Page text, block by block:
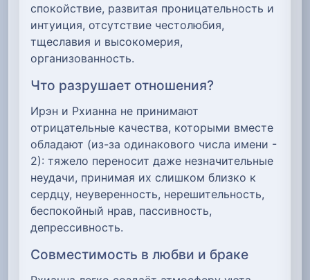
спокойствие, развитая проницательность и
интуиция, отсутствие честолюбия,
тщеславия и высокомерия,
организованность.
Что разрушает отношения?
Ирэн и Рхианна не принимают
отрицательные качества, которыми вместе
обладают (из-за одинакового числа имени -
2): тяжело переносит даже незначительные
неудачи, принимая их слишком близко к
сердцу, неуверенность, нерешительность,
беспокойный нрав, пассивность,
депрессивность.
Совместимость в любви и браке